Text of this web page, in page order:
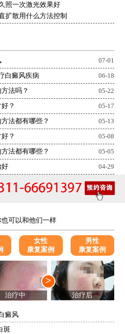
照一次激光效果好
扩散用什么方法控制
07-01
白癜风疾病 06-18
法吗？ 05-22
？ 05-17
法都有哪些？ 05-13
？ 05-08
法都有哪些？ 05-05
好 04-29
也可以和他们一样
女性
康复案例
男性
康复案例
治疗中
>
治疗后
癜风
斑